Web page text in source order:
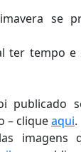
se
ter tempo e
publicado
– cliqueaqui.
imagens